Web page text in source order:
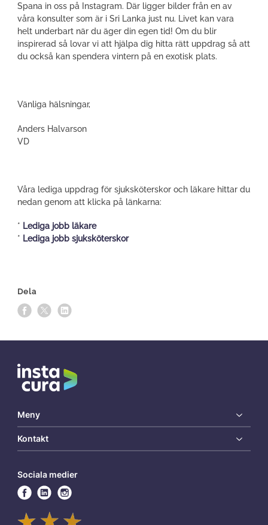
Spana in oss på Instagram. Där ligger bilder från en av
våra konsulter som är i Sri Lanka just nu. Livet kan vara
helt underbart när du äger din egen tid! Om du blir
inspirerad så lovar vi att hjälpa dig hitta rätt uppdrag så att
du också kan spendera vintern på en exotisk plats.
Vänliga hälsningar,
Anders Halvarson
VD
Våra lediga uppdrag för sjuksköterskor och läkare hittar du
nedan genom att klicka på länkarna:
* Lediga jobb läkare
* Lediga jobb sjuksköterskor
Dela
Meny
Kontakt
Sociala medier